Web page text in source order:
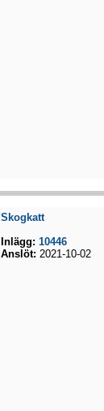
Skogkatt
Inlägg: 10446
Anslöt: 2021-10-02